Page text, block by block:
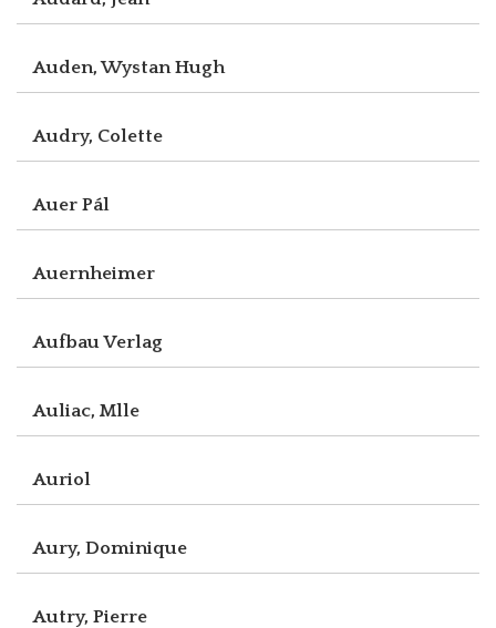
Auden, Wystan Hugh
Audry, Colette
Auer Pál
Auernheimer
Aufbau Verlag
Auliac, Mlle
Auriol
Aury, Dominique
Autry, Pierre